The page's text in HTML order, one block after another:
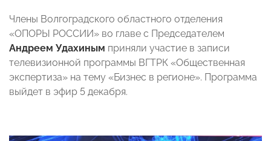
Члены Волгоградского областного отделения
«ОПОРЫ РОССИИ» во главе с Председателем
Андреем Удахиным приняли участие в записи
телевизионной программы ВГТРК «Общественная
экспертиза» на тему «Бизнес в регионе». Программа
выйдет в эфир 5 декабря.